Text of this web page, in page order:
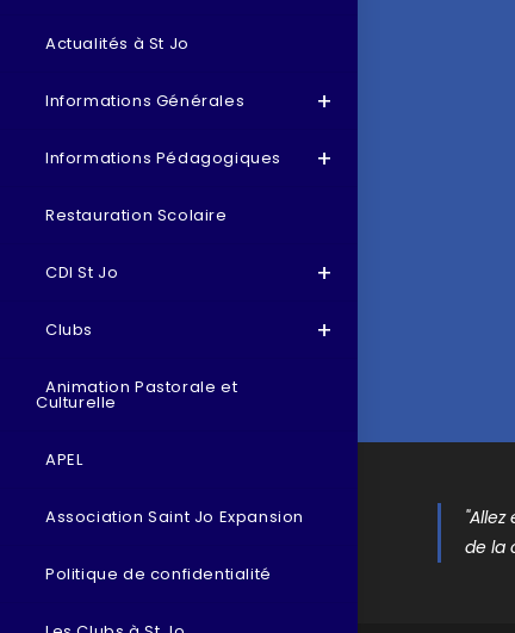
Actualités à St Jo
Informations Générales
Informations Pédagogiques
Restauration Scolaire
CDI St Jo
Clubs
Animation Pastorale et
Culturelle
APEL
Association Saint Jo Expansion
Politique de confidentialité
de la